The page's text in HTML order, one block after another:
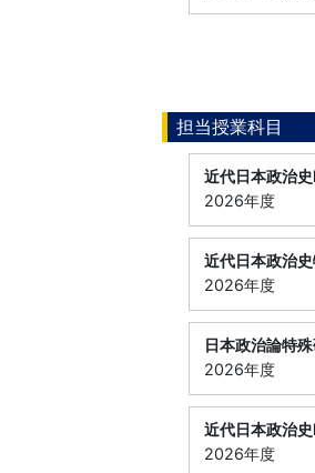
担当授業科目
近代日本政治史
2026年度
近代日本政治史
2026年度
日本政治論特
2026年度
近代日本政治
2026年度